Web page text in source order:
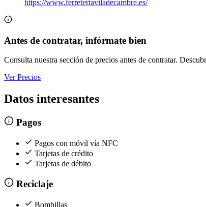
https://www.ferreteriaviladecambre.es/
Antes de contratar, infórmate bien
Consulta nuestra sección de precios antes de contratar.
Ver Precios
Datos interesantes
Pagos
Pagos con móvil vía NFC
Tarjetas de crédito
Tarjetas de débito
Reciclaje
Bombillas